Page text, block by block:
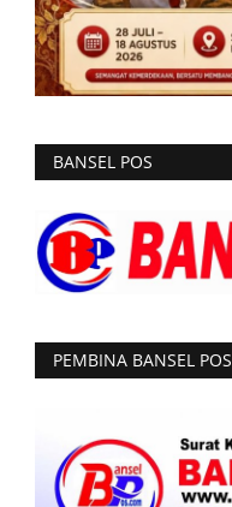
BANSEL POS
PEMBINA BANSEL POS